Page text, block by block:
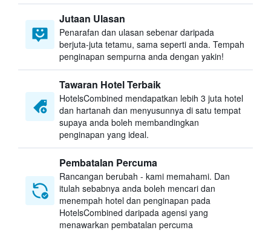
Jutaan Ulasan
Penarafan dan ulasan sebenar daripada
berjuta-juta tetamu, sama seperti anda. Tempah
penginapan sempurna anda dengan yakin!
Tawaran Hotel Terbaik
HotelsCombined mendapatkan lebih 3 juta hotel
dan hartanah dan menyusunnya di satu tempat
supaya anda boleh membandingkan
penginapan yang ideal.
Pembatalan Percuma
Rancangan berubah - kami memahami. Dan
itulah sebabnya anda boleh mencari dan
menempah hotel dan penginapan pada
HotelsCombined daripada agensi yang
menawarkan pembatalan percuma